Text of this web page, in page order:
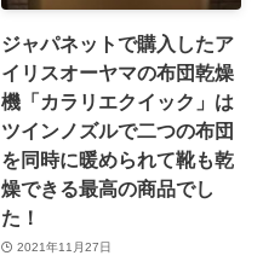
ジャパネットで購入したア
イリスオーヤマの布団乾燥
機「カラリエクイック」は
ツインノズルで二つの布団
を同時に暖められて靴も乾
燥できる最高の商品でし
た！
2021年11月27日